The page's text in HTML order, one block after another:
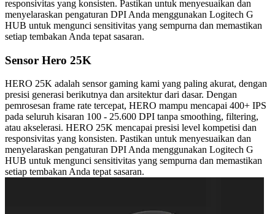
responsivitas yang konsisten. Pastikan untuk menyesuaikan dan
menyelaraskan pengaturan DPI Anda menggunakan Logitech G
HUB untuk mengunci sensitivitas yang sempurna dan memastikan
setiap tembakan Anda tepat sasaran.
Sensor Hero 25K
HERO 25K adalah sensor gaming kami yang paling akurat, dengan
presisi generasi berikutnya dan arsitektur dari dasar. Dengan
pemrosesan frame rate tercepat, HERO mampu mencapai 400+ IPS
pada seluruh kisaran 100 - 25.600 DPI tanpa smoothing, filtering,
atau akselerasi. HERO 25K mencapai presisi level kompetisi dan
responsivitas yang konsisten. Pastikan untuk menyesuaikan dan
menyelaraskan pengaturan DPI Anda menggunakan Logitech G
HUB untuk mengunci sensitivitas yang sempurna dan memastikan
setiap tembakan Anda tepat sasaran.